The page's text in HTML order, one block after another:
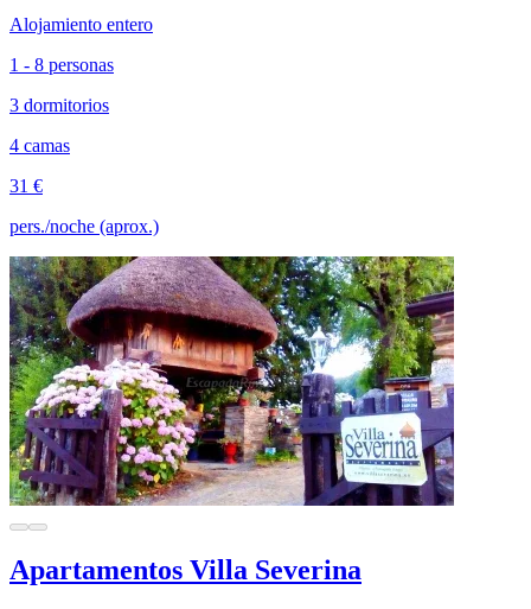
Alojamiento entero
1 - 8 personas
3 dormitorios
4 camas
31 €
pers./noche (aprox.)
Apartamentos Villa Severina